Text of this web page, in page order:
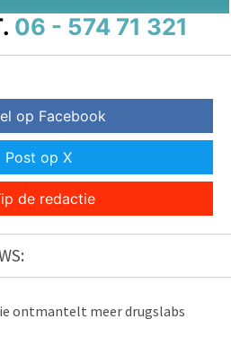
06 - 574 71 321
op Facebook
Post op X
de redactie
ontmantelt meer drugslabs